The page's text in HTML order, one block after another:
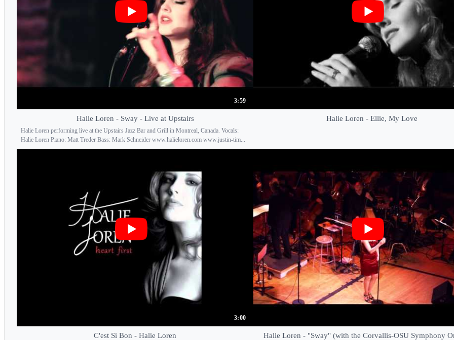
3:59
Halie Loren - Sway - Live at Upstairs
Halie Loren performing live at the Upstairs Jazz Bar and Grill in Montreal, Canada. Vocals:
Halie Loren Piano: Matt Treder Bass: Mark Schneider www.halieloren.com www.justin-tim...
Halie Loren - Ellie, My Love
3:00
C'est Si Bon - Halie Loren Halie Loren - "Sway" (with the Corvallis-OSU Symphony